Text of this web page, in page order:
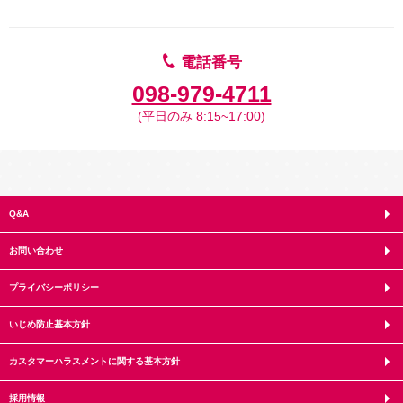
電話番号
098-979-4711
(平日のみ 8:15~17:00)
Q&A
お問い合わせ
プライバシーポリシー
いじめ防止基本方針
カスタマーハラスメントに関する基本方針
採用情報